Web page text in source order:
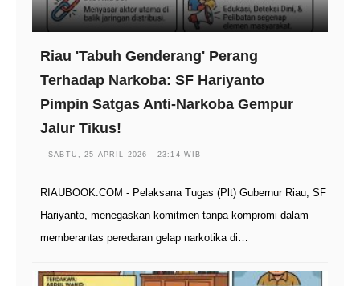
Riau 'Tabuh Genderang' Perang
Terhadap Narkoba: SF Hariyanto
Pimpin Satgas Anti-Narkoba Gempur
Jalur Tikus!
SABTU, 25 APRIL 2026 - 23:14 WIB
RIAUBOOK.COM - Pelaksana Tugas (Plt) Gubernur Riau, SF
Hariyanto, menegaskan komitmen tanpa kompromi dalam
memberantas peredaran gelap narkotika di…